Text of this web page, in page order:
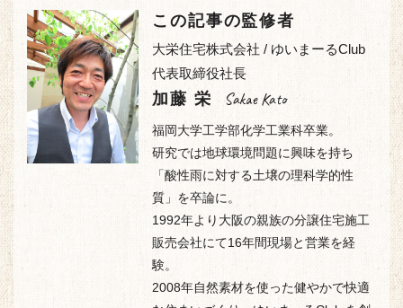
この記事の監修者
大栄住宅株式会社 / ゆいまーるClub
代表取締役社長
加藤 栄 Sakae Kato
福岡大学工学部化学工業科卒業。
研究では地球環境問題に興味を持ち
「酸性雨に対する土壌の理科学的性
質」を卒論に。
1992年より大阪の親族の分譲住宅施工
販売会社にて16年間現場と営業を経
験。
2008年自然素材を使った健やかで快適